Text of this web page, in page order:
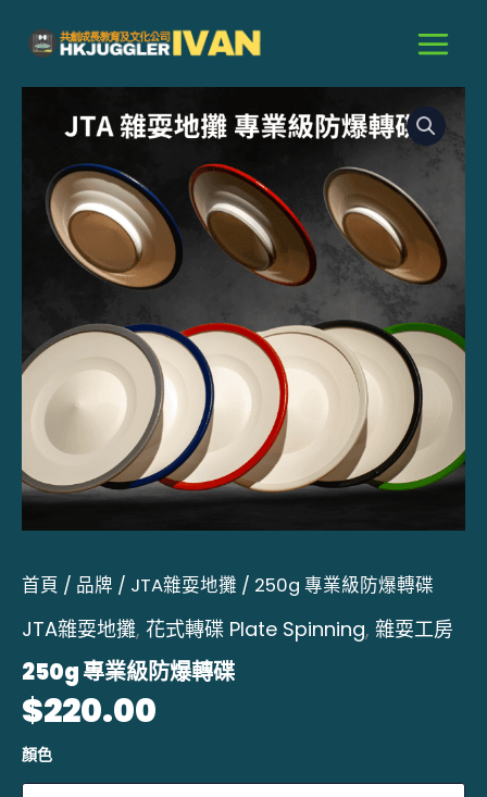
首頁 / 品牌 / JTA雜耍地攤 / 250g 專業級防爆轉碟
JTA雜耍地攤, 花式轉碟 Plate Spinning, 雜耍工房
250g 專業級防爆轉碟
$220.00
顏色